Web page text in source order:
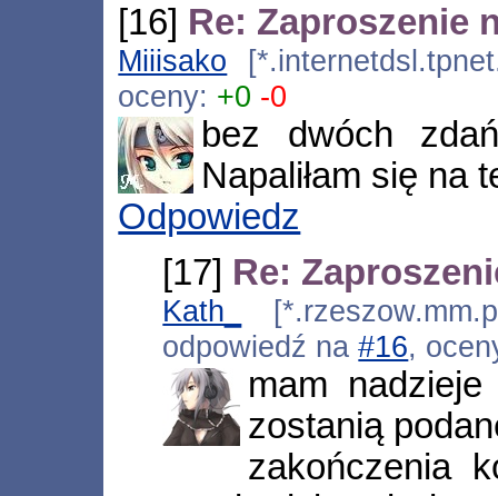
[16] Re: Zaproszenie
Miiisako
oceny: +0 -0
bez dwóch
Napaliłam się na
Odpowiedz
[17] Re:
Kath_
odpowiedź na#16,
mam
zostanią
zakończenia